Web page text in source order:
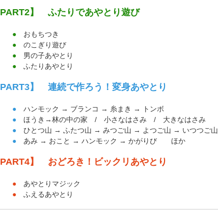
PART2】 ふたりであやとり遊び
● おもちつき
● のこぎり遊び
● 男の子あやとり
● ふたりあやとり
PART3】 連続で作ろう！変身あやとり
● ハンモック → ブランコ → 糸まき → トンボ
● ほうき→林の中の家 / 小さなはさみ / 大きなはさみ
● ひとつ山 → ふたつ山 → みつご山 → よつご山 → いつつご山
● あみ → おこと → ハンモック → かがりび ほか
PART4】 おどろき！ビックリあやとり
● あやとりマジック
● ふえるあやとり